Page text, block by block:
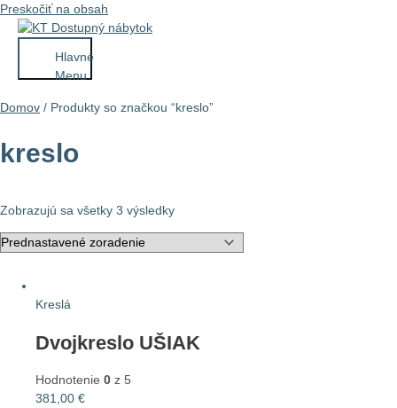
Preskočiť na obsah
Hlavné
Menu
Domov / Produkty so značkou “kreslo”
kreslo
Zobrazujú sa všetky 3 výsledky
Kreslá
Dvojkreslo UŠIAK
Hodnotenie 0 z 5
381,00 €